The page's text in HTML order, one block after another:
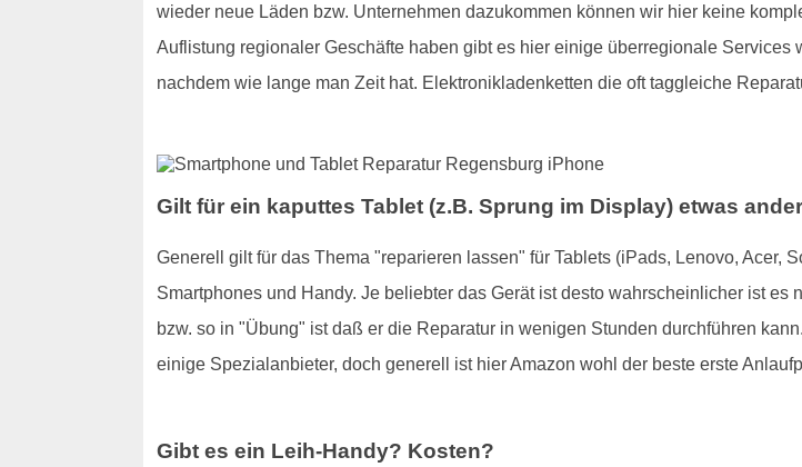
wieder neue Läden bzw. Unternehmen dazukommen können wir hier keine
Auflistung regionaler Geschäfte haben gibt es hier einige überregionale
nachdem wie lange man Zeit hat. Elektronikladenketten die oft taggleiche
Gilt für ein kaputtes Tablet (z.B. Sprung im Display) etwas
Generell gilt für das Thema "reparieren lassen" für Tablets (iPads, Lenovo, Acer,
Smartphones und Handy. Je beliebter das Gerät ist desto wahrscheinlicher ist
bzw. so in "Übung" ist daß er die Reparatur in wenigen Stunden durchführen
einige Spezialanbieter, doch generell ist hier Amazon wohl der beste erste
Gibt es ein Leih-Handy? Kosten?